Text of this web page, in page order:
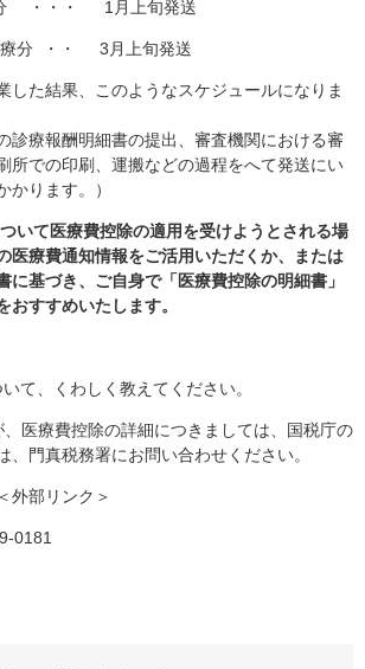
・・ 1月上旬発送
・・ 3月上旬発送
した結果、このようなスケジュールになりま
診療報酬明細書の提出、審査機関における審
所での印刷、運搬などの過程をへて発送にい
かります。）
いて医療費控除の適用を受けようとされる場
医療費通知情報をご活用いただくか、または
に基づき、ご自身で「医療費控除の明細書」
おすすめいたします。
て、くわしく教えてください。
、医療費控除の詳細につきましては、国税庁の
、門真税務署にお問い合わせください。
＜外部リンク＞
0181